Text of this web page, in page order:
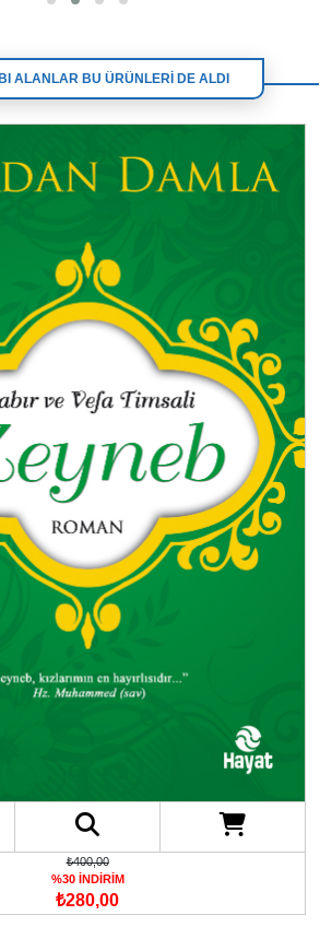
ALANLAR BU ÜRÜNLERİ DE ALDI
₺400,00
%30 İNDİRİM
₺280,00